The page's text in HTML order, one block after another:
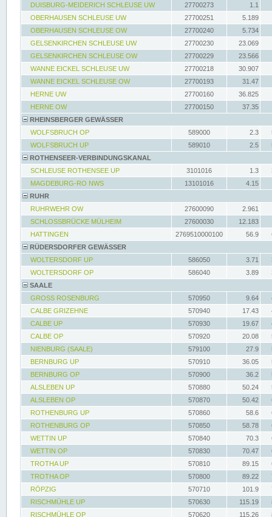
DUISBURG-MEIDERICH SCHLEUSE UW
27700273
1.1
OBERHAUSEN SCHLEUSE UW
27700251
5.189
OBERHAUSEN SCHLEUSE OW
27700240
5.734
GELSENKIRCHEN SCHLEUSE UW
27700230
23.069
GELSENKIRCHEN SCHLEUSE OW
27700229
23.566
WANNE EICKEL SCHLEUSE UW
27700218
30.907
WANNE EICKEL SCHLEUSE OW
27700193
31.47
HERNE UW
27700160
36.825
HERNE OW
27700150
37.35
RHEINSBERGER GEWÄSSER
WOLFSBRUCH OP
589000 2.3
WOLFSBRUCH UP
589010 2.5
ROTHENSEER-VERBINDUNGSKANAL
SCHLEUSE ROTHENSEE UP
3101016 1.3
MAGDEBURG-RO NWS
13101016
4.15
RUHR
RUHRWEHR OW
27600090
2.961
SCHLOSSBRÜCKE MÜLHEIM
27600030
12.183
HATTINGEN
2769510000100 56.9
RÜDERSDORFER GEWÄSSER
WOLTERSDORF UP
586050 3.71
WOLTERSDORF OP
586040 3.89
SAALE
GROSS ROSENBURG
570950 9.64
CALBE GRIZEHNE
570940 17.43
CALBE UP
570930 19.67
CALBE OP
570920 20.08
NIENBURG (SAALE)
579100 27.9
BERNBURG UP
570910 36.05
BERNBURG OP
570900 36.2
ALSLEBEN UP
570880 50.24
ALSLEBEN OP
570870 50.42
ROTHENBURG UP
570860 58.6
ROTHENBURG OP
570850 58.78
WETTIN UP
570840 70.3
WETTIN OP
570830 70.47
TROTHA UP
570810 89.15
TROTHA OP
570800 89.22
RÖPZIG
570710 101.9
RISCHMÜHLE UP
570630 115.19
RISCHMÜHLE OP
570620 115.26